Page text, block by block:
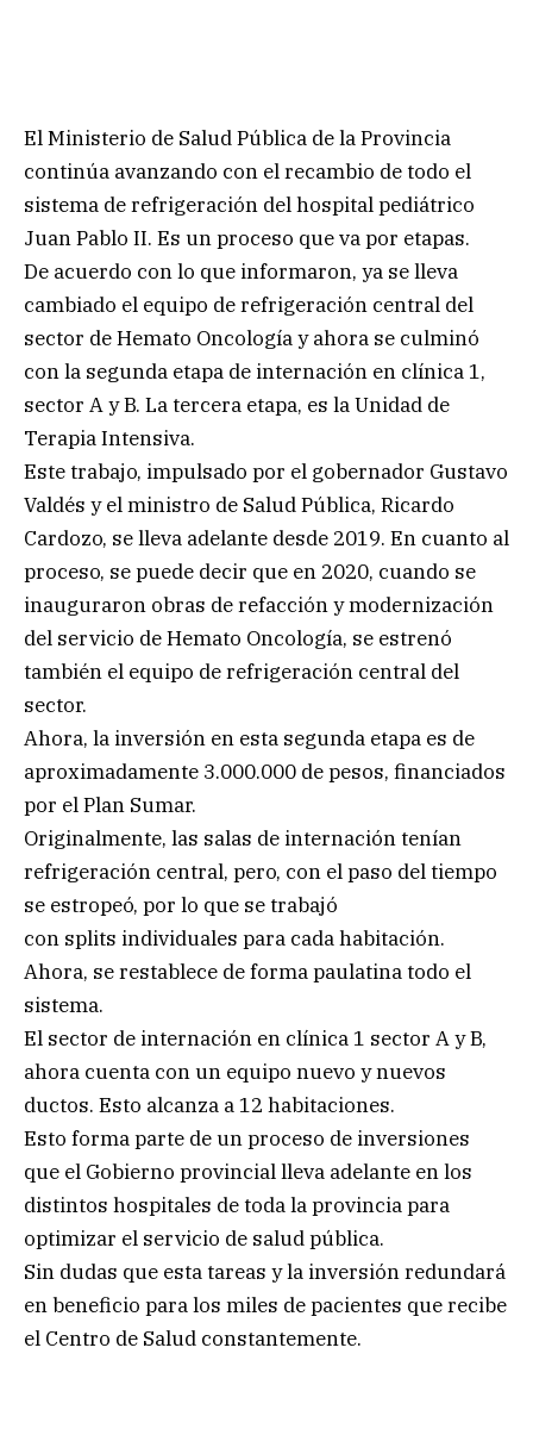
El Ministerio de Salud Pública de la Provincia
continúa avanzando con el recambio de todo el
sistema de refrigeración del hospital pediátrico
Juan Pablo II. Es un proceso que va por etapas.
De acuerdo con lo que informaron, ya se lleva
cambiado el equipo de refrigeración central del
sector de Hemato Oncología y ahora se culminó
con la segunda etapa de internación en clínica 1,
sector A y B. La tercera etapa, es la Unidad de
Terapia Intensiva.
Este trabajo, impulsado por el gobernador Gustavo
Valdés y el ministro de Salud Pública, Ricardo
Cardozo, se lleva adelante desde 2019. En cuanto al
proceso, se puede decir que en 2020, cuando se
inauguraron obras de refacción y modernización
del servicio de Hemato Oncología, se estrenó
también el equipo de refrigeración central del
sector.
Ahora, la inversión en esta segunda etapa es de
aproximadamente 3.000.000 de pesos, financiados
por el Plan Sumar.
Originalmente, las salas de internación tenían
refrigeración central, pero, con el paso del tiempo
se estropeó, por lo que se trabajó
con splits individuales para cada habitación.
Ahora, se restablece de forma paulatina todo el
sistema.
El sector de internación en clínica 1 sector A y B,
ahora cuenta con un equipo nuevo y nuevos
ductos. Esto alcanza a 12 habitaciones.
Esto forma parte de un proceso de inversiones
que el Gobierno provincial lleva adelante en los
distintos hospitales de toda la provincia para
optimizar el servicio de salud pública.
Sin dudas que esta tareas y la inversión redundará
en beneficio para los miles de pacientes que recibe
el Centro de Salud constantemente.